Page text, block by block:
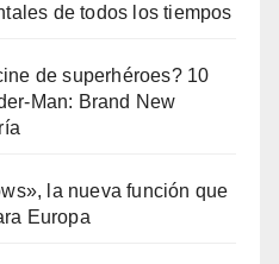
de todos los tiempos
de superhéroes? 10
Man: Brand New
la nueva función que
Europa